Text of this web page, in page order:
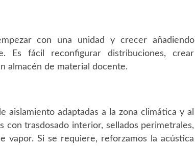
con una unidad y crecer añadiendo
Es fácil reconfigurar distribuciones, crear
almacén de material docente.
aislamiento adaptadas a la zona climática y al
con trasdosado interior, sellados perimetrales,
vapor. Si se requiere, reforzamos la acústica